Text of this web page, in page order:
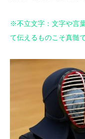
※不立文字：文字や言
て伝えるものこそ真髄